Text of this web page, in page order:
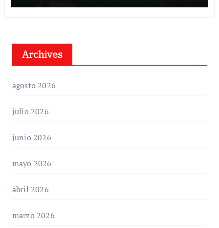
Archives
agosto 2026
julio 2026
junio 2026
mayo 2026
abril 2026
marzo 2026